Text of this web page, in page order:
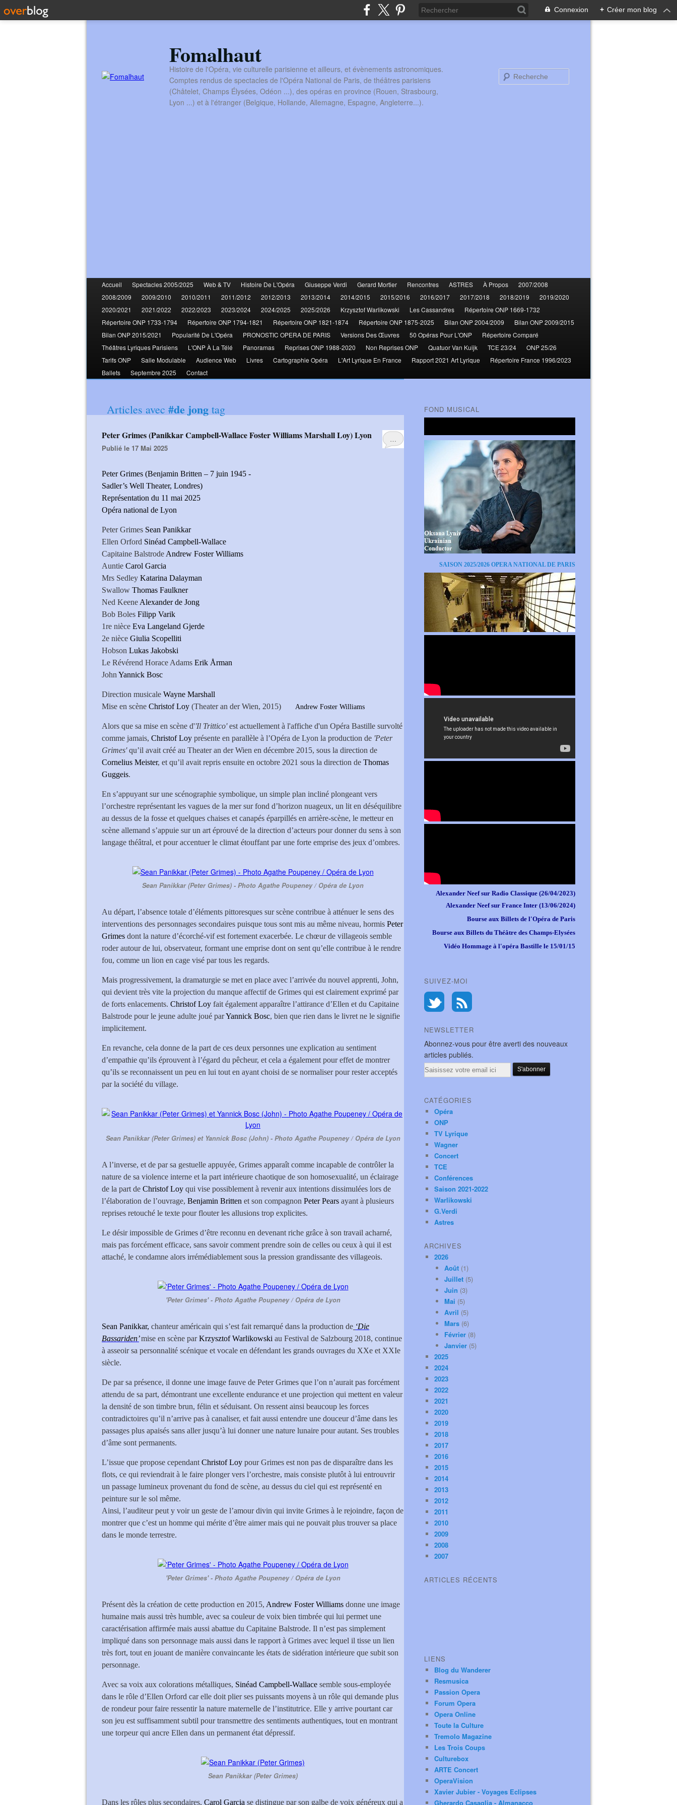
Connexion + Créer mon blog
Fomalhaut
Histoire de l'Opéra, vie culturelle parisienne et ailleurs, et évènements astronomiques.
Comptes rendus de spectacles de l'Opéra National de Paris, de théâtres parisiens
(Châtelet, Champs Élysées, Odéon ...), des opéras en province (Rouen, Strasbourg,
Lyon ...) et à l'étranger (Belgique, Hollande, Allemagne, Espagne, Angleterre...).
Accueil Spectacles 2005/2025 Web & TV Histoire De L'Opéra Giuseppe Verdi Gerard Mortier Rencontres ASTRES À Propos
2007/2008
2008/2009
2009/2010 2010/2011 2011/2012 2012/2013 2013/2014 2014/2015 2015/2016 2016/2017 2017/2018 2018/2019
2019/2020
2020/2021
2021/2022 2022/2023 2023/2024 2024/2025 2025/2026 Krzysztof Warlikowski Les Cassandres
Répertoire ONP 1669-1732
Répertoire ONP 1733-1794
Répertoire ONP 1794-1821 Répertoire ONP 1821-1874 Répertoire ONP 1875-2025 Bilan ONP 2004/2009
Bilan ONP 2009/2015
Bilan ONP 2015/2021
Popularité De L'Opéra PRONOSTIC OPERA DE PARIS Versions Des Œuvres 50 Opéras Pour L'ONP
Répertoire Comparé
Théâtres Lyriques Parisiens
L'ONP À La Télé Panoramas Reprises ONP 1988-2020 Non Reprises ONP Quatuor Van Kuijk TCE 23/24
ONP 25/26
Tarifs ONP
Salle Modulable Audience Web Livres Cartographie Opéra L'Art Lyrique En France Rapport 2021 Art Lyrique
Répertoire France 1996/2023
Ballets
Septembre 2025 Contact
Articles avec #de jong tag
…
Peter Grimes (Panikkar Campbell-Wallace Foster Williams Marshall Loy) Lyon
Publié le 17 Mai 2025
Peter Grimes (Benjamin Britten – 7 juin 1945 -
Sadler’s Well Theater, Londres)
Représentation du 11 mai 2025
Opéra national de Lyon
Peter Grimes Sean Panikkar
Ellen Orford Sinéad Campbell-Wallace
Capitaine Balstrode Andrew Foster Williams
Auntie Carol Garcia
Mrs Sedley Katarina Dalayman
Swallow Thomas Faulkner
Ned Keene Alexander de Jong
Bob Boles Filipp Varik
1re nièce Eva Langeland Gjerde
2e nièce Giulia Scopelliti
Hobson Lukas Jakobski
Le Révérend Horace Adams Erik Årman
John Yannick Bosc
Direction musicale Wayne Marshall
Mise en scène Christof Loy (Theater an der Wien, 2015) Andrew Foster Williams
Alors que sa mise en scène d''Il Trittico'est actuellement à l'affiche d'un Opéra Bastille survolté
comme jamais, Christof Loy présente en parallèle à l’Opéra de Lyon la production de 'Peter
Grimes'qu’il avait créé au Theater an der Wien en décembre 2015, sous la direction de
Cornelius Meister, et qu’il avait repris ensuite en octobre 2021 sous la direction de Thomas
Guggeis.
En s’appuyant sur une scénographie symbolique, un simple plan incliné plongeant vers
l’orchestre représentant les vagues de la mer sur fond d’horizon nuageux, un lit en déséquilibre
au dessus de la fosse et quelques chaises et canapés éparpillés en arrière-scène, le metteur en
scène allemand s’appuie sur un art éprouvé de la direction d’acteurs pour donner du sens à son
langage théâtral, et pour accentuer le climat étouffant par une forte emprise des jeux d’ombres.
Sean Panikkar (Peter Grimes) - Photo Agathe Poupeney / Opéra de Lyon
Au départ, l’absence totale d’éléments pittoresques sur scène contribue à atténuer le sens des
interventions des personnages secondaires puisque tous sont mis au même niveau, hormis Peter
Grimes dont la nature d’écorché-vif est fortement exacerbée. Le chœur de villageois semble
roder autour de lui, observateur, formant une emprise dont on sent qu’elle contribue à le rendre
fou, comme un lion en cage visé par tous les regards.
Mais progressivement, la dramaturgie se met en place avec l’arrivée du nouvel apprenti, John,
qui devient très vite la projection du manque affectif de Grimes qui est clairement exprimé par
de forts enlacements. Christof Loy fait également apparaître l’attirance d’Ellen et du Capitaine
Balstrode pour le jeune adulte joué parYannick Bosc, bien que rien dans le livret ne le signifie
implicitement.
En revanche, cela donne de la part de ces deux personnes une explication au sentiment
d’empathie qu’ils éprouvent à l’égard du pêcheur, et cela a également pour effet de montrer
qu’ils se reconnaissent un peu en lui tout en ayant choisi de se normaliser pour rester acceptés
par la société du village.
Sean Panikkar (Peter Grimes) et Yannick Bosc (John) - Photo Agathe Poupeney / Opéra de Lyon
A l’inverse, et de par sa gestuelle appuyée, Grimes apparaît comme incapable de contrôler la
nature de sa violence interne et la part intérieure chaotique de son homosexualité, un éclairage
de la part de Christof Loy qui vise possiblement à revenir aux intentions dissimulées lors de
l’élaboration de l’ouvrage, Benjamin Britten et son compagnon Peter Pears ayant à plusieurs
reprises retouché le texte pour flouter les allusions trop explicites.
Le désir impossible de Grimes d’être reconnu en devenant riche grâce à son travail acharné,
mais pas forcément efficace, sans savoir comment prendre soin de celles ou ceux à qui il est
attaché, le condamne alors irrémédiablement sous la pression grandissante des villageois.
'Peter Grimes' - Photo Agathe Poupeney / Opéra de Lyon
Sean Panikkar, chanteur américain qui s’est fait remarqué dans la production de ‘Die
Bassariden’ mise en scène parKrzysztof Warlikowski au Festival de Salzbourg 2018, continue
à asseoir sa personnalité scénique et vocale en défendant les grands ouvrages du XXe et XXIe
siècle.
De par sa présence, il donne une image fauve de Peter Grimes que l’on n’aurait pas forcément
attendu de sa part, démontrant une excellente endurance et une projection qui mettent en valeur
la densité de son timbre brun, félin et séduisant. On ressent ainsi beaucoup les forces
contradictoires qu’il n’arrive pas à canaliser, et fait aussi entendre une douceur d’âme dans les
passages plus apaisés sans aller jusqu’à lui donner une nature lunaire pour autant. Ses troubles
d’âme sont permanents.
L’issue que propose cependant Christof Loy pour Grimes est non pas de disparaître dans les
flots, ce qui reviendrait à le faire plonger vers l’orchestre, mais consiste plutôt à lui entrouvrir
un passage lumineux provenant du fond de scène, au dessus du ciel qui est représenté en
peinture sur le sol même.
Ainsi, l’auditeur peut y voir un geste de l’amour divin qui invite Grimes à le rejoindre, façon de
montrer que c’est un homme qui mérite d’être aimer mais qui ne pouvait plus trouver sa place
dans le monde terrestre.
'Peter Grimes' - Photo Agathe Poupeney / Opéra de Lyon
Présent dès la création de cette production en 2015, Andrew Foster Williams donne une image
humaine mais aussi très humble, avec sa couleur de voix bien timbrée qui lui permet une
caractérisation affirmée mais aussi abattue du Capitaine Balstrode. Il n’est pas simplement
impliqué dans son personnage mais aussi dans le rapport à Grimes avec lequel il tisse un lien
très fort, tout en jouant de manière convaincante les états de sidération intérieure que subit son
personnage.
Avec sa voix aux colorations métalliques, Sinéad Campbell-Wallace semble sous-employée
dans le rôle d’Ellen Orford car elle doit plier ses puissants moyens à un rôle qui demande plus
de rondeur pour faire ressentir la nature maternelle de l’institutrice. Elle y arrive pourtant car
son jeu est suffisamment subtil pour transmettre des sentiments authentiques, tout en montrant
une torpeur qui ancre Ellen dans un permanent état dépressif.
Sean Panikkar (Peter Grimes)
Dans les rôles plus secondaires, Carol Garcia se distingue par son galbe de voix généreux qui a
FOND MUSICAL
SAISON 2025/2026 OPERA NATIONAL DE PARIS
Alexander Neef sur Radio Classique (26/04/2023)
Alexander Neef sur France Inter (13/06/2024)
Bourse aux Billets de l'Opéra de Paris
Bourse aux Billets du Théâtre des Champs-Elysées
Vidéo Hommage à l'opéra Bastille le 15/01/15
SUIVEZ-MOI
NEWSLETTER
Abonnez-vous pour être averti des nouveaux
articles publiés.
Email
CATÉGORIES
Opéra
ONP
TV Lyrique
Wagner
Concert
TCE
Conférences
Saison 2021-2022
Warlikowski
G.Verdi
Astres
ARCHIVES
2026
Août (1)
Juillet (5)
Juin (3)
Mai (5)
Avril (5)
Mars (6)
Février (8)
Janvier (5)
2025
2024
2023
2022
2021
2020
2019
2018
2017
2016
2015
2014
2013
2012
2011
2010
2009
2008
2007
ARTICLES RÉCENTS
LIENS
Blog du Wanderer
Resmusica
Passion Opera
Forum Opera
Opera Online
Toute la Culture
Tremolo Magazine
Les Trois Coups
Culturebox
ARTE Concert
OperaVision
Xavier Jubier - Voyages Eclipses
Gherardo Casaglia - Almanacco